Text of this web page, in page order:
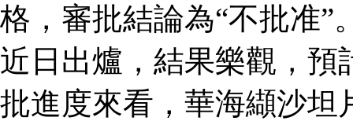
格，審批結論為“不批准”
近日出爐，結果樂觀，
批進度來看，華海纈沙坦